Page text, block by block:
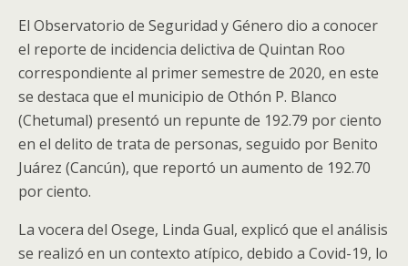
El Observatorio de Seguridad y Género dio a conocer
el reporte de incidencia delictiva de Quintan Roo
correspondiente al primer semestre de 2020, en este
se destaca que el municipio de Othón P. Blanco
(Chetumal) presentó un repunte de 192.79 por ciento
en el delito de trata de personas, seguido por Benito
Juárez (Cancún), que reportó un aumento de 192.70
por ciento.
La vocera del Osege, Linda Gual, explicó que el análisis
se realizó en un contexto atípico, debido a Covid-19, lo